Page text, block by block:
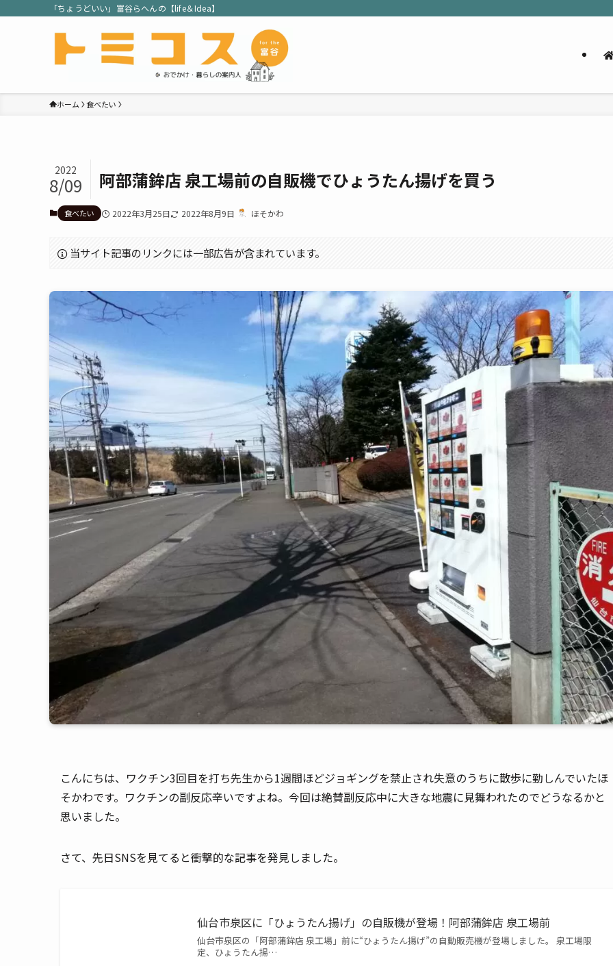
「ちょうどいい」富谷らへんの【life＆Idea】
ホーム 食べたい
阿部蒲鉾店 泉工場前の自販機でひょうたん揚げを買う
2022
8/09
食べたい 2022年3月25日 2022年8月9日 ほそかわ
当サイト記事のリンクには一部広告が含まれています。
こんにちは、ワクチン3回目を打ち先生から1週間ほどジョギングを禁止され失意のうちに散歩に勤しんでいたほ
そかわです。ワクチンの副反応辛いですよね。今回は絶賛副反応中に大きな地震に見舞われたのでどうなるかと
思いました。
さて、先日SNSを見てると衝撃的な記事を発見しました。
仙台市泉区に「ひょうたん揚げ」の自販機が登場！阿部蒲鉾店 泉工場前
仙台市泉区の「阿部蒲鉾店 泉工場」前に“ひょうたん揚げ”の自動販売機が登場しました。 泉工場限
定、ひょうたん揚…